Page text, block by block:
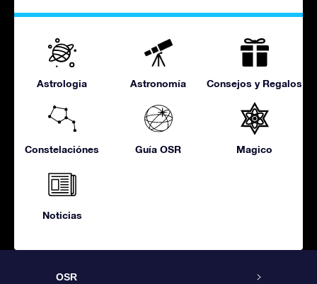
Astrologia Astronomía Consejos y Regalos
Constelaciónes Guía OSR Magico
Noticias
OSR